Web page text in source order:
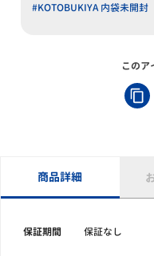
#KOTOBUKIYA 内袋未開封
このア
商品詳細
保証期間 保証なし